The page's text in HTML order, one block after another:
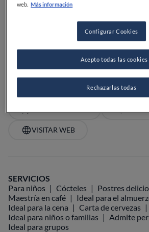
VER HORARIOS
VISITAR WEB
SERVICIOS
Para niños
Cócteles
Postres
Maestría en café
Ideal para el
Ideal para la cena
Carta de cervezas
Ideal para niños o familias
Admite
Ideal para grupos
web. Más información
Configurar Cookies
Rechazarlas todas
Acepto todas las cookies